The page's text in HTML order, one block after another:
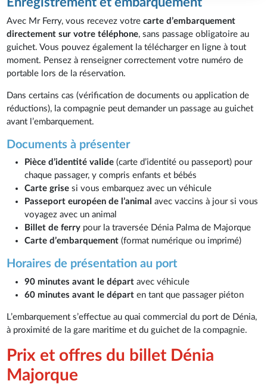
Avec Mr Ferry, vous recevez votrecarte d’embarquement
directement sur votre téléphone, sans passage obligatoire au
guichet. Vous pouvez également la télécharger en ligne à tout
moment. Pensez à renseigner correctement votre numéro de
portable lors de la réservation.
Dans certains cas (vérification de documents ou application de
réductions), la compagnie peut demander un passage au guichet
avant l’embarquement.
Documents à présenter
Pièce d’identité valide (carte d’identité ou passeport) pour
chaque passager, y compris enfants et bébés
Carte grise si vous embarquez avec un véhicule
Passeport européen de l’animal avec vaccins à jour si vous
voyagez avec un animal
Billet de ferry pour la traversée Dénia Palma de Majorque
Carte d’embarquement (format numérique ou imprimé)
Horaires de présentation au port
90 minutes avant le départ avec véhicule
60 minutes avant le départ en tant que passager piéton
L’embarquement s’effectue au quai commercial du port de Dénia,
à proximité de la gare maritime et du guichet de la compagnie.
Prix et offres du billet Dénia
Majorque